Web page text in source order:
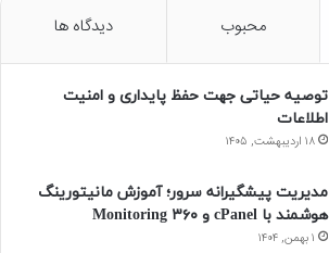
ک
د
ا
ی
ن
د
پ
ر
س
س
ت
گ
ر
ا
س
گ
و
محبوب دیدگاه ها
توصیه حیاتی جهت حفظ پایداری و امنیت
اطلاعات
۱۸ اردیبهشت, ۱۴۰۵
مدیریت پیشگیرانه سرور؛ آموزش مانیتورینگ
هوشمند با cPanel و ۳۶۰ Monitoring
۱ بهمن, ۱۴۰۴